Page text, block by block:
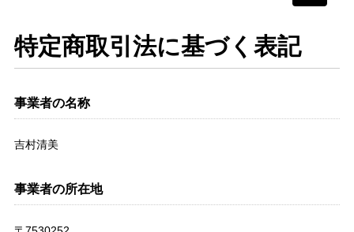
特定商取引法に基づく表記
事業者の名称
吉村清美
事業者の所在地